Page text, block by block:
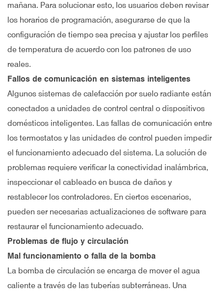
mañana. Para solucionar esto, los usuarios deben revisar
los horarios de programación, asegurarse de que la
configuración de tiempo sea precisa y ajustar los perfiles
de temperatura de acuerdo con los patrones de uso
reales.
Fallos de comunicación en sistemas inteligentes
Algunos sistemas de calefacción por suelo radiante están
conectados a unidades de control central o dispositivos
domésticos inteligentes. Las fallas de comunicación entre
los termostatos y las unidades de control pueden impedir
el funcionamiento adecuado del sistema. La solución de
problemas requiere verificar la conectividad inalámbrica,
inspeccionar el cableado en busca de daños y
restablecer los controladores. En ciertos escenarios,
pueden ser necesarias actualizaciones de software para
restaurar el funcionamiento adecuado.
Problemas de flujo y circulación
Mal funcionamiento o falla de la bomba
La bomba de circulación se encarga de mover el agua
caliente a través de las tuberías subterráneas. Una